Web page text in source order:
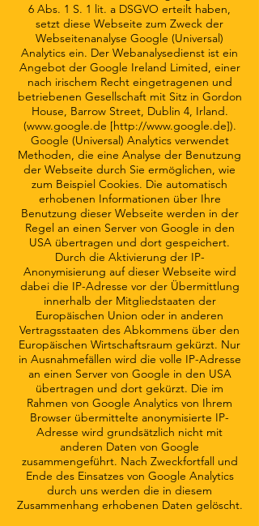
6 Abs. 1 S. 1 lit. a DSGVO erteilt haben,
setzt diese Webseite zum Zweck der
Webseitenanalyse Google (Universal)
Analytics ein. Der Webanalysedienst ist ein
Angebot der Google Ireland Limited, einer
nach irischem Recht eingetragenen und
betriebenen Gesellschaft mit Sitz in Gordon
House, Barrow Street, Dublin 4, Irland.
(www.google.de [http://www.google.de]).
Google (Universal) Analytics verwendet
Methoden, die eine Analyse der Benutzung
der Webseite durch Sie ermöglichen, wie
zum Beispiel Cookies. Die automatisch
erhobenen Informationen über Ihre
Benutzung dieser Webseite werden in der
Regel an einen Server von Google in den
USA übertragen und dort gespeichert.
Durch die Aktivierung der IP-
Anonymisierung auf dieser Webseite wird
dabei die IP-Adresse vor der Übermittlung
innerhalb der Mitgliedstaaten der
Europäischen Union oder in anderen
Vertragsstaaten des Abkommens über den
Europäischen Wirtschaftsraum gekürzt. Nur
in Ausnahmefällen wird die volle IP-Adresse
an einen Server von Google in den USA
übertragen und dort gekürzt. Die im
Rahmen von Google Analytics von Ihrem
Browser übermittelte anonymisierte IP-
Adresse wird grundsätzlich nicht mit
anderen Daten von Google
zusammengeführt. Nach Zweckfortfall und
Ende des Einsatzes von Google Analytics
durch uns werden die in diesem
Zusammenhang erhobenen Daten gelöscht.